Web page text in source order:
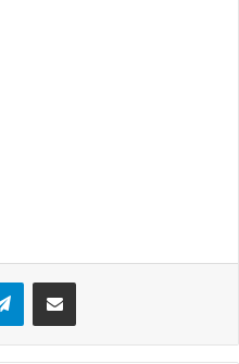
TelegramShare via Email